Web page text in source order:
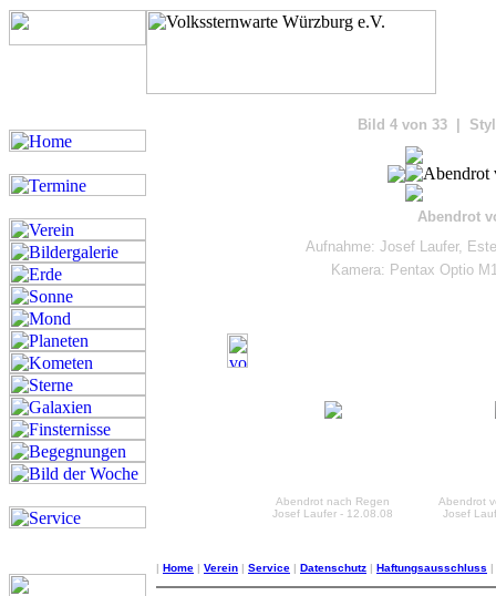
Bild 4 von 33 |
Abendrot
Aufnahme: Josef Laufer,
Kamera: Pentax Optio
Abendrot nach Regen
Josef Laufer - 12.08.08
Abendrot
Josef
| Home | Verein | Service | Datenschutz | Haftungsausschluss |